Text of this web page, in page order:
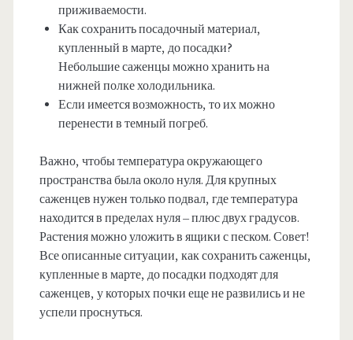
приживаемости.
Как сохранить посадочный материал,
купленный в марте, до посадки?
Небольшие саженцы можно хранить на
нижней полке холодильника.
Если имеется возможность, то их можно
перенести в темный погреб.
Важно, чтобы температура окружающего
пространства была около нуля. Для крупных
саженцев нужен только подвал, где температура
находится в пределах нуля – плюс двух градусов.
Растения можно уложить в ящики с песком. Совет!
Все описанные ситуации, как сохранить саженцы,
купленные в марте, до посадки подходят для
саженцев, у которых почки еще не развились и не
успели проснуться.